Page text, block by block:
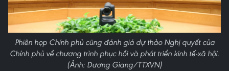
Phiên họp Chính phủ cũng đánh giá dự thảo Nghị quyết của
Chính phủ về chương trình phục hồi và phát triển kinh tế-xã hội.
(Ảnh: Dương Giang/TTXVN)